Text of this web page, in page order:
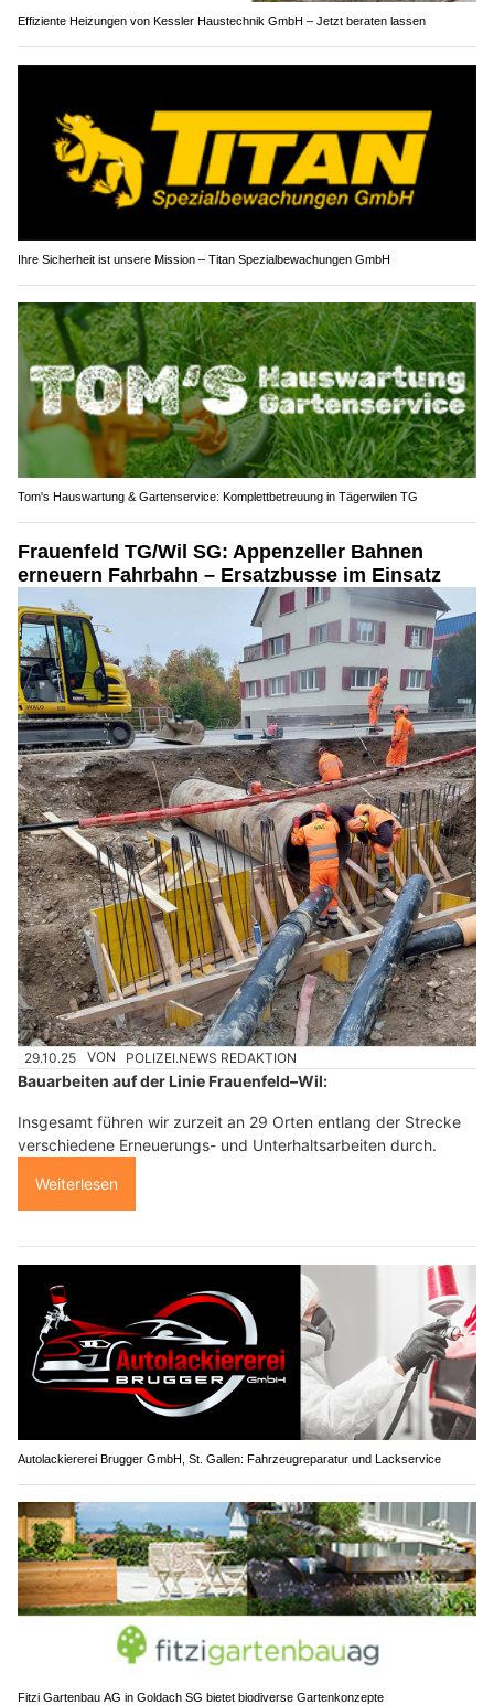
Effiziente Heizungen von Kessler Haustechnik GmbH – Jetzt beraten lassen
Ihre Sicherheit ist unsere Mission – Titan Spezialbewachungen GmbH
Tom's Hauswartung & Gartenservice: Komplettbetreuung in Tägerwilen TG
Frauenfeld TG/Wil SG: Appenzeller Bahnen
erneuern Fahrbahn – Ersatzbusse im Einsatz
29.10.25 VON POLIZEI.NEWS REDAKTION
Bauarbeiten auf der Linie Frauenfeld–Wil:
Insgesamt führen wir zurzeit an 29 Orten entlang der Strecke
verschiedene Erneuerungs- und Unterhaltsarbeiten durch.
Weiterlesen
Autolackiererei Brugger GmbH, St. Gallen: Fahrzeugreparatur und Lackservice
Fitzi Gartenbau AG in Goldach SG bietet biodiverse Gartenkonzepte